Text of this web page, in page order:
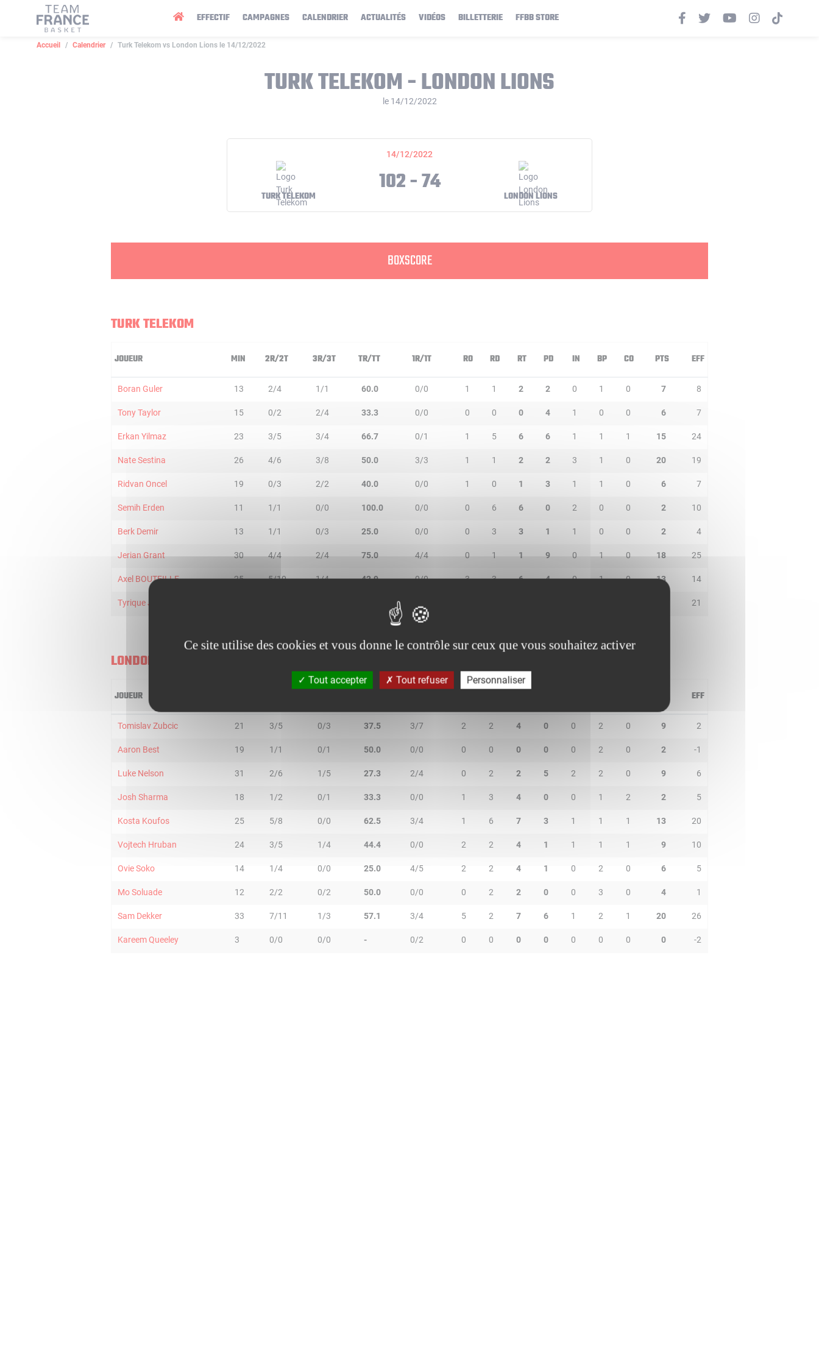
EFFECTIF CAMPAGNES CALENDRIER ACTUALITÉS VIDÉOS BILLETTERIE FFBB STORE
Accueil Calendrier Turk Telekom vs London Lions le 14/12/2022
TURK TELEKOM - LONDON LIONS
le 14/12/2022
14/12/2022
TURK TELEKOM 102 - 74 LONDON LIONS
BOXSCORE
TURK TELEKOM
JOUEUR MIN 2R/2T 3R/3T TR/TT 1R/1T RO RD RT PD IN BP CO PTS EFF
Boran Guler 13 2/4 1/1 60.0 0/0 1 1 2 2 0 1 0 7 8
Tony Taylor 15 0/2 2/4 33.3 0/0 0 0 0 4 1 0 0 6 7
Erkan Yilmaz 23 3/5 3/4 66.7 0/1 1 5 6 6 1 1 1 15 24
Nate Sestina 26 4/6 3/8 50.0 3/3 1 1 2 2 3 1 0 20 19
Ridvan Oncel 19 0/3 2/2 40.0 0/0 1 0 1 3 1 1 0 6 7
Semih Erden 11 1/1 0/0 100.0 0/0 0 6 6 0 2 0 0 2 10
Berk Demir 13 1/1 0/3 25.0 0/0 0 3 3 1 1 0 0 2 4
Jerian Grant 30 4/4 2/4 75.0 4/4 0 1 1 9 0 1 0 18 25
Axel BOUTEILLE 25 5/10 1/4 42.9 0/0 3 3 6 4 0 1 0 13 14
Tyrique Jones 21
LONDON LIONS
JOUEUR EFF
Tomislav Zubcic 21 3/5 0/3 37.5 3/7 2 2 4 0 0 2 0 9 2
Aaron Best 19 1/1 0/1 50.0 0/0 0 0 0 0 0 2 0 2 -1
Luke Nelson 31 2/6 1/5 27.3 2/4 0 2 2 5 2 2 0 9 6
Josh Sharma 18 1/2 0/1 33.3 0/0 1 3 4 0 0 1 2 2 5
Kosta Koufos 25 5/8 0/0 62.5 3/4 1 6 7 3 1 1 1 13 20
Vojtech Hruban 24 3/5 1/4 44.4 0/0 2 2 4 1 1 1 1 9 10
Ovie Soko 14 1/4 0/0 25.0 4/5 2 2 4 1 0 2 0 6 5
Mo Soluade 12 2/2 0/2 50.0 0/0 0 2 2 0 0 3 0 4 1
Sam Dekker 33 7/11 1/3 57.1 3/4 5 2 7 6 1 2 1 20 26
Kareem Queeley 3 0/0 0/0 - 0/2 0 0 0 0 0 0 0 0 -2
Panneau de gestion des cookies
Ce site utilise des cookies et vous donne le contrôle sur ceux que vous souhaitez activer
Tout accepter Tout refuser Personnaliser